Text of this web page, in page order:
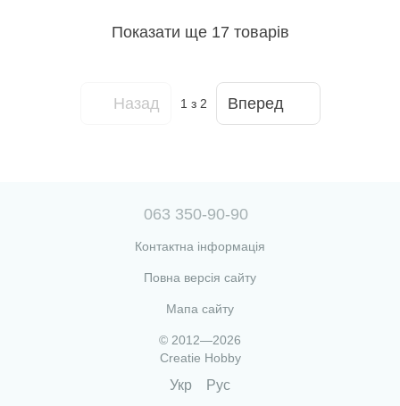
Показати ще 17 товарів
Назад 1 з 2 Вперед
063 350-90-90
Контактна інформація
Повна версія сайту
Мапа сайту
© 2012—2026
Creatie Hobby
Укр Рус